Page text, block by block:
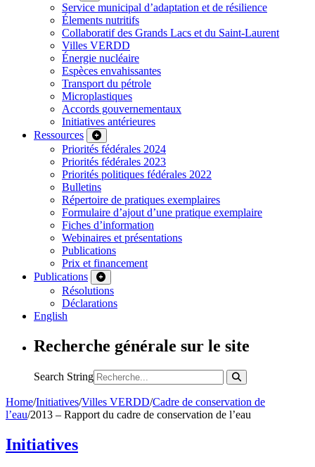
Service municipal d’adaptation et de résilience
Élements nutritifs
Collaboratif des Grands Lacs et du Saint-Laurent
Villes VERDD
Énergie nucléaire
Espèces envahissantes
Transport du pétrole
Microplastiques
Accords gouvernementaux
Initiatives antérieures
Ressources
Priorités fédérales 2024
Priorités fédérales 2023
Priorités politiques fédérales 2022
Bulletins
Répertoire de pratiques exemplaires
Formulaire d’ajout d’une pratique exemplaire
Fiches d’information
Webinaires et présentations
Publications
Prix et financement
Publications
Résolutions
Déclarations
English
Recherche générale sur le site
Search String
Home/Initiatives/Villes VERDD/Cadre de conservation de
l’eau/2013 – Rapport du cadre de conservation de l’eau
Initiatives